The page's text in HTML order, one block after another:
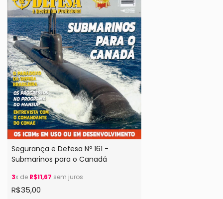
Segurança e Defesa Nº 161 -
Submarinos para o Canadá
3x de R$11,67 sem juros
R$35,00